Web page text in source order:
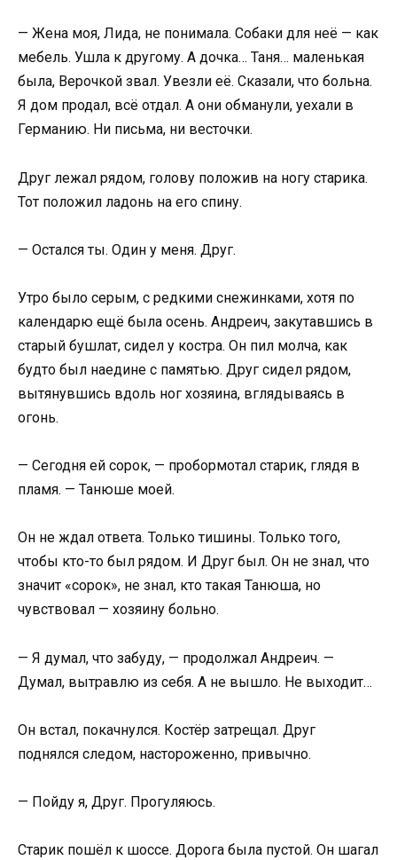
— Жена моя, Лида, не понимала. Собаки для неё — как
мебель. Ушла к другому. А дочка… Таня… маленькая
была, Верочкой звал. Увезли её. Сказали, что больна.
Я дом продал, всё отдал. А они обманули, уехали в
Германию. Ни письма, ни весточки.
Друг лежал рядом, голову положив на ногу старика.
Тот положил ладонь на его спину.
— Остался ты. Один у меня. Друг.
Утро было серым, с редкими снежинками, хотя по
календарю ещё была осень. Андреич, закутавшись в
старый бушлат, сидел у костра. Он пил молча, как
будто был наедине с памятью. Друг сидел рядом,
вытянувшись вдоль ног хозяина, вглядываясь в
огонь.
— Сегодня ей сорок, — пробормотал старик, глядя в
пламя. — Танюше моей.
Он не ждал ответа. Только тишины. Только того,
чтобы кто-то был рядом. И Друг был. Он не знал, что
значит «сорок», не знал, кто такая Танюша, но
чувствовал — хозяину больно.
— Я думал, что забуду, — продолжал Андреич. —
Думал, вытравлю из себя. А не вышло. Не выходит…
Он встал, покачнулся. Костёр затрещал. Друг
поднялся следом, настороженно, привычно.
— Пойду я, Друг. Прогуляюсь.
Старик пошёл к шоссе. Дорога была пустой. Он шагал